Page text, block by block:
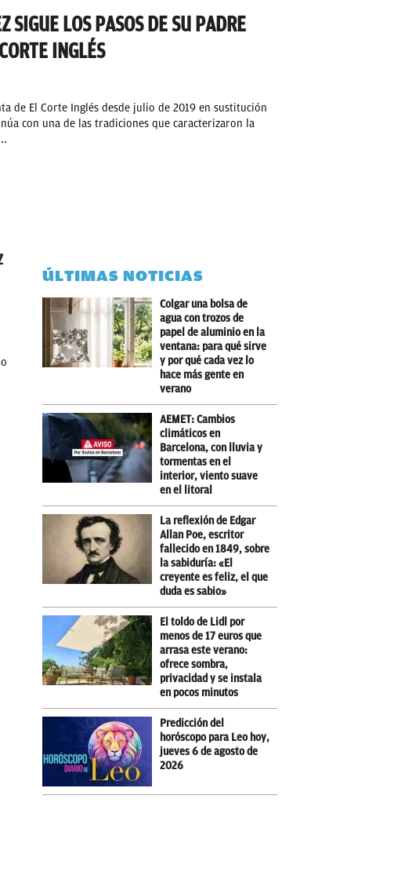
SIGUE LOS PASOS DE SU PADRE
INGLÉS
de El Corte Inglés desde julio de 2019 en sustitución
con una de las tradiciones que caracterizaron la
ÚLTIMAS NOTICIAS
Colgar una bolsa de
agua con trozos de
papel de aluminio en la
ventana: para qué sirve
y por qué cada vez lo
hace más gente en
verano
AEMET: Cambios
climáticos en
Barcelona, con lluvia y
tormentas en el
interior, viento suave
en el litoral
La reflexión de Edgar
Allan Poe, escritor
fallecido en 1849, sobre
la sabiduría: «El
creyente es feliz, el que
duda es sabio»
El toldo de Lidl por
menos de 17 euros que
arrasa este verano:
ofrece sombra,
privacidad y se instala
en pocos minutos
Predicción del
horóscopo para Leo hoy,
jueves 6 de agosto de
2026